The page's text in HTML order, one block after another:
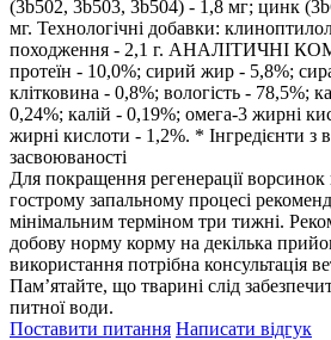
(3b502, 3b503, 3b504) - 1,8 мг; цинк
мг. Технологічні добавки:
походження - 2,1 г. АНАЛІТИЧНІ
протеїн - 10,0%; сирий жир - 5,8%;
клітковина - 0,8%; вологість - 78,5%;
0,24%; калій - 0,19%; омега-3 жирні
жирні кислоти - 1,2%. * Інгредієнти з
засвоюваності
Для покращення регенерації
гострому запальному процесі
мінімальним терміном три тижні.
добову норму корму на декілька
використання потрібна консультація
Пам’ятайте, що тварині слід
питної води.
Поставити питання Написати відгук